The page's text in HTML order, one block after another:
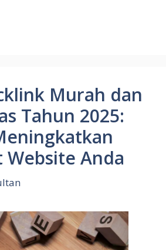
Murah dan
Tahun 2025:
Website Anda